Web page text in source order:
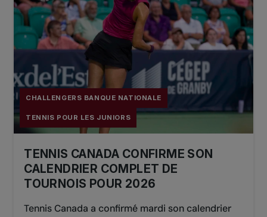
CHALLENGERS BANQUE NATIONALE
TENNIS POUR LES JUNIORS
TENNIS CANADA CONFIRME SON
CALENDRIER COMPLET DE
TOURNOIS POUR 2026
Tennis Canada a confirmé mardi son calendrier